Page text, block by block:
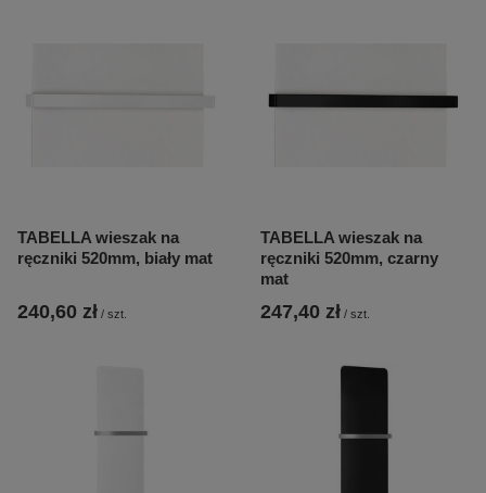
TABELLA wieszak na
ręczniki 520mm, biały mat
240,60 zł / szt.
TABELLA wieszak na
ręczniki 520mm, czarny
mat
247,40 zł / szt.